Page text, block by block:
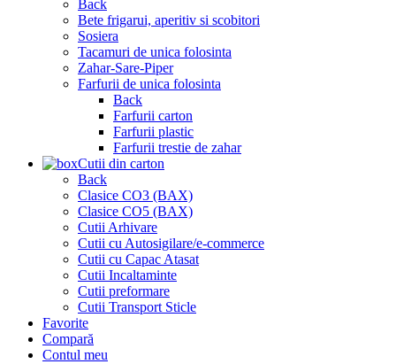
Back
Bete frigarui, aperitiv si scobitori
Sosiera
Tacamuri de unica folosinta
Zahar-Sare-Piper
Farfurii de unica folosinta
Back
Farfurii carton
Farfurii plastic
Farfurii trestie de zahar
Cutii din carton
Back
Clasice CO3 (BAX)
Clasice CO5 (BAX)
Cutii Arhivare
Cutii cu Autosigilare/e-commerce
Cutii cu Capac Atasat
Cutii Incaltaminte
Cutii preformare
Cutii Transport Sticle
Favorite
Compară
Contul meu